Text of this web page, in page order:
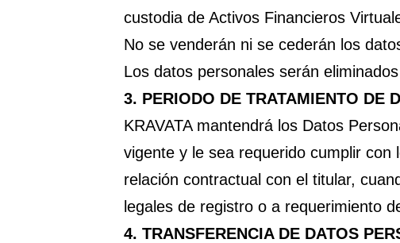
custodia de Activos Financieros
No se venderán ni se cederán los
Los datos personales serán
3. PERIODO DE TRATAMIENTO DE
KRAVATA mantendrá los Datos
vigente y le sea requerido cumplir
relación contractual con el titular,
legales de registro o a requerimiento
4. TRANSFERENCIA DE DATOS